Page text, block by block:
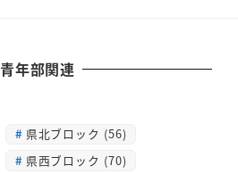
青年部関連
県北ブロック (56)
県西ブロック (70)